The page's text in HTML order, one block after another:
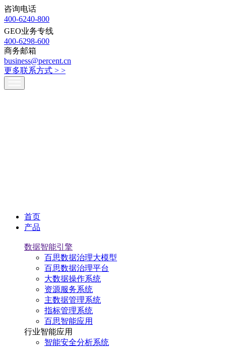
咨询电话
400-6240-800
GEO业务专线
400-6298-600
商务邮箱
business@percent.cn
更多联系方式 > >
首页
产品
数据智能引擎
百思数据治理大模型
百思数据治理平台
大数据操作系统
资源服务系统
主数据管理系统
指标管理系统
百思智能应用
行业智能应用
智能安全分析系统